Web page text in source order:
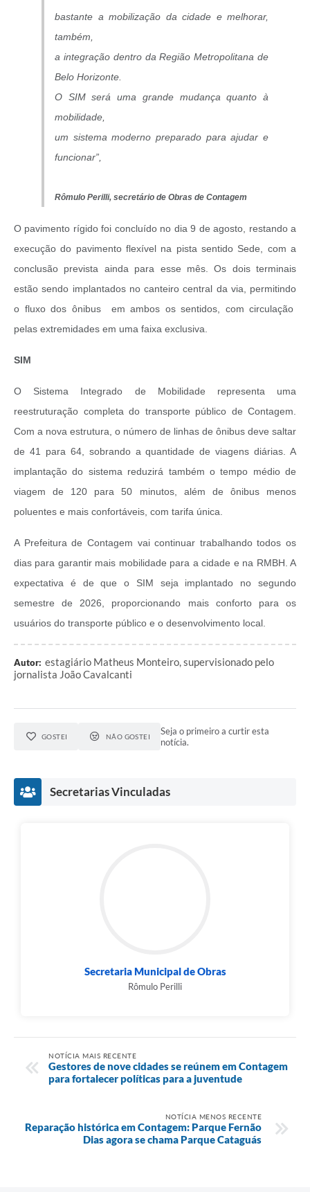
bastante a mobilização da cidade e melhorar,
também,
a integração dentro da Região Metropolitana de
Belo Horizonte.
O SIM será uma grande mudança quanto à
mobilidade,
um sistema moderno preparado para ajudar e
funcionar”,
Rômulo Perilli, secretário de Obras de Contagem
O pavimento rígido foi concluído no dia 9 de agosto, restando a
execução do pavimento flexível na pista sentido Sede, com a
conclusão prevista ainda para esse mês. Os dois terminais
estão sendo implantados no canteiro central da via, permitindo
o fluxo dos ônibus em ambos os sentidos, com circulação
pelas extremidades em uma faixa exclusiva.
SIM
O Sistema Integrado de Mobilidade representa uma
reestruturação completa do transporte público de Contagem.
Com a nova estrutura, o número de linhas de ônibus deve saltar
de 41 para 64, sobrando a quantidade de viagens diárias. A
implantação do sistema reduzirá também o tempo médio de
viagem de 120 para 50 minutos, além de ônibus menos
poluentes e mais confortáveis, com tarifa única.
A Prefeitura de Contagem vai continuar trabalhando todos os
dias para garantir mais mobilidade para a cidade e na RMBH. A
expectativa é de que o SIM seja implantado no segundo
semestre de 2026, proporcionando mais conforto para os
usuários do transporte público e o desenvolvimento local.
Autor: estagiário Matheus Monteiro, supervisionado pelo
jornalista João Cavalcanti
GOSTEI NÃO GOSTEI
Seja o primeiro a curtir esta
notícia.
Secretarias Vinculadas
Secretaria Municipal de Obras
Rômulo Perilli
NOTÍCIA MAIS RECENTE
Gestores de nove cidades se reúnem em Contagem
para fortalecer políticas para a juventude
NOTÍCIA MENOS RECENTE
Reparação histórica em Contagem: Parque Fernão
Dias agora se chama Parque Cataguás